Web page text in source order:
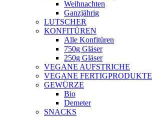
Weihnachten
Ganzjährig
LUTSCHER
KONFITÜREN
Alle Konfitüren
750g Gläser
250g Gläser
VEGANE AUFSTRICHE
VEGANE FERTIGPRODUKTE
GEWÜRZE
Bio
Demeter
SNACKS